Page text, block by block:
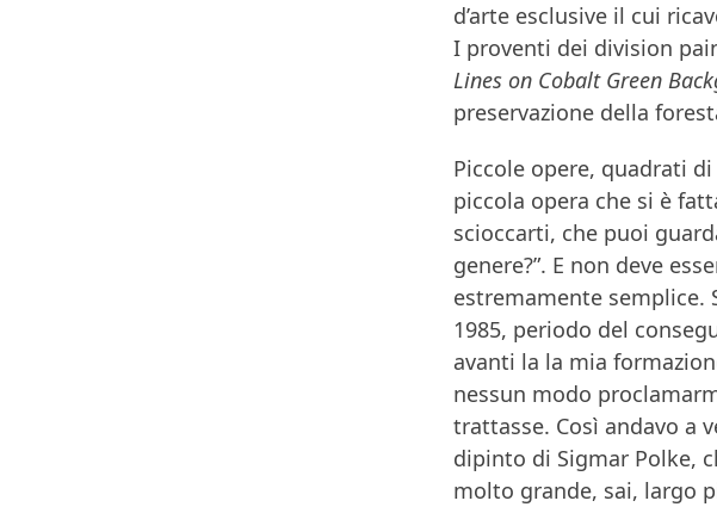
d’arte esclusive il cui
I proventi dei division
Lines on Cobalt Green
preservazione della
Piccole opere, quadrati
piccola opera che si è
scioccarti, che puoi
genere?”. E non deve
estremamente semplice.
1985, periodo del
avanti la la mia
nessun modo
trattasse. Così andavo a
dipinto di Sigmar Polke,
molto grande, sai, largo